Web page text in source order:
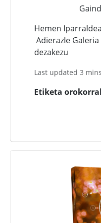
Hemen
Adierazle
dezakezu
Last updated 3
Etiketa